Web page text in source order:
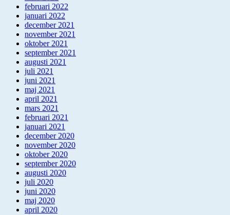
februari 2022
januari 2022
december 2021
november 2021
oktober 2021
september 2021
augusti 2021
juli 2021
juni 2021
maj 2021
april 2021
mars 2021
februari 2021
januari 2021
december 2020
november 2020
oktober 2020
september 2020
augusti 2020
juli 2020
juni 2020
maj 2020
april 2020